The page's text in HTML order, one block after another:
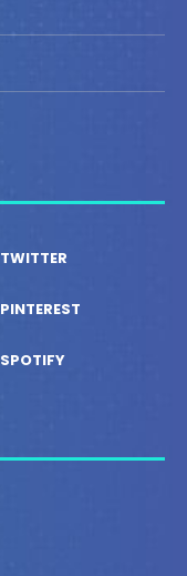
TWITTER
PINTEREST
SPOTIFY